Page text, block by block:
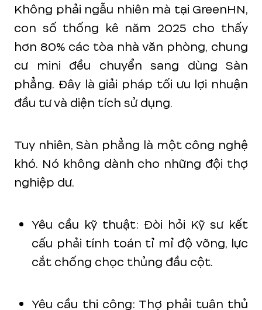
Không phải ngẫu nhiên mà tại GreenHN,
con số thống kê năm 2025 cho thấy
hơn 80% các tòa nhà văn phòng, chung
cư mini đều chuyển sang dùng Sàn
phẳng. Đây là giải pháp tối ưu lợi nhuận
đầu tư và diện tích sử dụng.
Tuy nhiên, Sàn phẳng là một công nghệ
khó. Nó không dành cho những đội thợ
nghiệp dư.
Yêu cầu kỹ thuật: Đòi hỏi Kỹ sư kết
cấu phải tính toán tỉ mỉ độ võng, lực
cắt chống chọc thủng đầu cột.
Yêu cầu thi công: Thợ phải tuân thủ